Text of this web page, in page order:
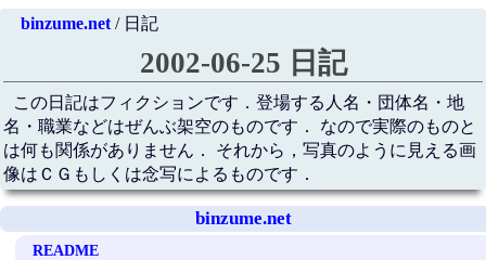
binzume.net/ 日記
2002-06-25 日記
この日記はフィクションです．登場する人名・団体名・地
名・職業などはぜんぶ架空のものです． なので実際のものと
は何も関係がありません． それから，写真のように見える画
像はＣＧもしくは念写によるものです．
binzume.net
README